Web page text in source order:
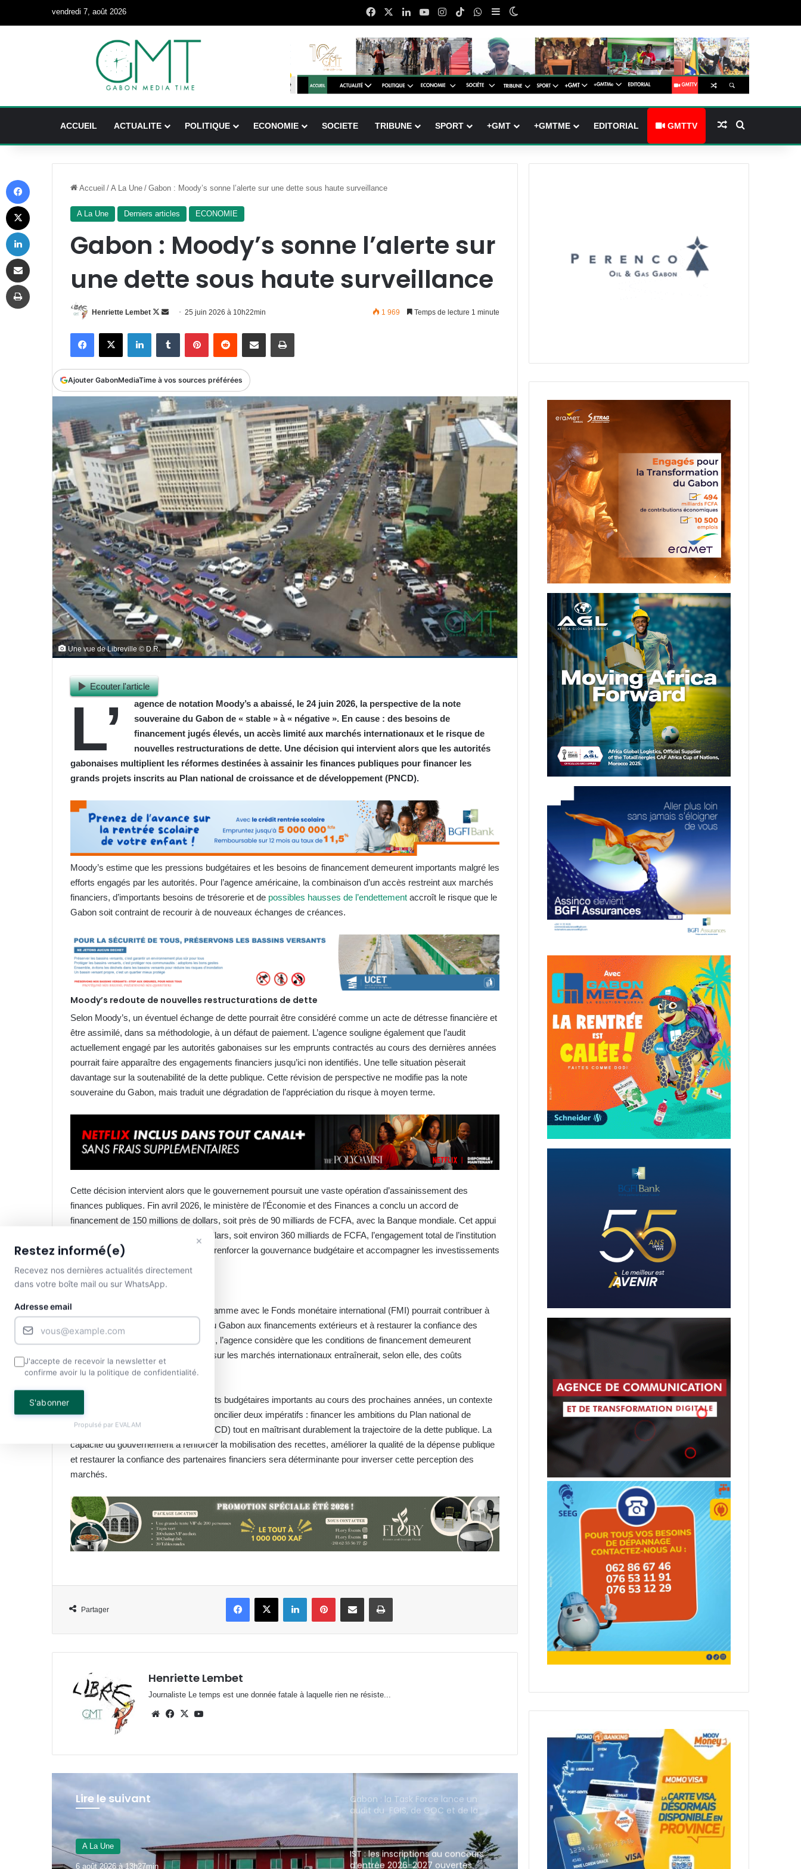
vendredi 7, août 2026 FacebookLinkedinYouTubeInstagram
TikTokWhatsApp
Sidebar (barre latérale)
ACCUEIL ACTUALITE POLITIQUE ECONOMIE SOCIETE TRIBUNE SPORT +GMT +GMTME EDITORIAL GMTTV Article Aléatoire
Accueil / A La Une / Gabon : Moody’s sonne l’alerte sur une dette sous haute surveillance
A La Une Derniers articles ECONOMIE
Gabon : Moody’s sonne l’alerte sur
une dette sous haute surveillance
Henriette Lembet
Follow
Envoyer
courriel
25 juin 2026 à 10h22min 1 969 Temps de lecture 1 minute
FacebookX LinkedinTumblr PinterestReddit Partager par email Imprimer
Ajouter GabonMediaTime à vos sources préférées
Une vue de Libreville © D.R.
Ecouter l'article
L’
agence de notation Moody’s a abaissé, le 24 juin 2026, la perspective de la note
souveraine du Gabon de « stable » à « négative ». En cause : des besoins de
financement jugés élevés, un accès limité aux marchés internationaux et le risque de
nouvelles restructurations de dette. Une décision qui intervient alors que les autorités
gabonaises multiplient les réformes destinées à assainir les finances publiques pour financer les
grands projets inscrits au Plan national de croissance et de développement (PNCD).
Moody’s estime que les pressions budgétaires et les besoins de financement demeurent importants malgré les
efforts engagés par les autorités. Pour l’agence américaine, la combinaison d’un accès restreint aux marchés
financiers, d’importants besoins de trésorerie et de possibles hausses de l’endettement accroît le risque que le
Gabon soit contraint de recourir à de nouveaux échanges de créances.
Moody’s redoute de nouvelles restructurations de dette
Selon Moody’s, un éventuel échange de dette pourrait être considéré comme un acte de détresse financière et
être assimilé, dans sa méthodologie, à un défaut de paiement. L’agence souligne également que l’audit
actuellement engagé par les autorités gabonaises sur les emprunts contractés au cours des dernières années
pourrait faire apparaître des engagements financiers jusqu’ici non identifiés. Une telle situation pèserait
davantage sur la soutenabilité de la dette publique. Cette révision de perspective ne modifie pas la note
souveraine du Gabon, mais traduit une dégradation de l’appréciation du risque à moyen terme.
Cette décision intervient alors que le gouvernement poursuit une vaste opération d’assainissement des
finances publiques. Fin avril 2026, le ministère de l’Économie et des Finances a conclu un accord de
financement de 150 millions de dollars, soit près de 90 milliards de FCFA, avec la Banque mondiale. Cet appui
porte désormais à 600 millions de dollars, soit environ 360 milliards de FCFA, l’engagement total de l’institution
en faveur du Gabon. L’objectif est de renforcer la gouvernance budgétaire et accompagner les investissements
prioritaires dans les infrastructures.
Le défi du financement du PNCD
Moody’s estime qu’un éventuel programme avec le Fonds monétaire international (FMI) pourrait contribuer à
améliorer progressivement l’accès du Gabon aux financements extérieurs et à restaurer la confiance des
investisseurs. À court terme toutefois, l’agence considère que les conditions de financement demeurent
difficiles. Une émission d’obligations sur les marchés internationaux entraînerait, selon elle, des coûts
d’emprunt sensiblement plus élevés.
Moody’s anticipe le maintien de déficits budgétaires importants au cours des prochaines années, un contexte
qui oblige désormais les autorités à concilier deux impératifs : financer les ambitions du Plan national de
croissance et de développement (PNCD) tout en maîtrisant durablement la trajectoire de la dette publique. La
capacité du gouvernement à renforcer la mobilisation des recettes, améliorer la qualité de la dépense publique
et restaurer la confiance des partenaires financiers sera déterminante pour inverser cette perception des
marchés.
Partager
FacebookX LinkedinPinterestPartager par email Imprimer
Henriette Lembet
Journaliste Le temps est une donnée fatale à laquelle rien ne résiste...
WebsiteFacebook
X
Lire le suivant
JUSTICE
6 août 2026 à 11h39min
infrastructures informatiques
Gabon : Hermann Immongault
échange avec la Fondation Prince
Albert II de Monaco sur son projet
semaine
Gabon : VAALCO Energy met en
Gabon : stages payants au CHUL,
une mesure légale ou une
audit du FGIS, de GOC et de la
IST : les inscriptions au concours
d’entrée 2026-2027 ouvertes
jusqu’au 31 août
Libreville : plus d’une tonne de
cannabis saisie
×
Restez informé(e)
Recevez nos dernières actualités directement
dans votre boîte mail ou sur WhatsApp.
Adresse email
J'accepte de recevoir la newsletter et
confirme avoir lu la politique de confidentialité.
S'abonner
Propulsé par EVALAM